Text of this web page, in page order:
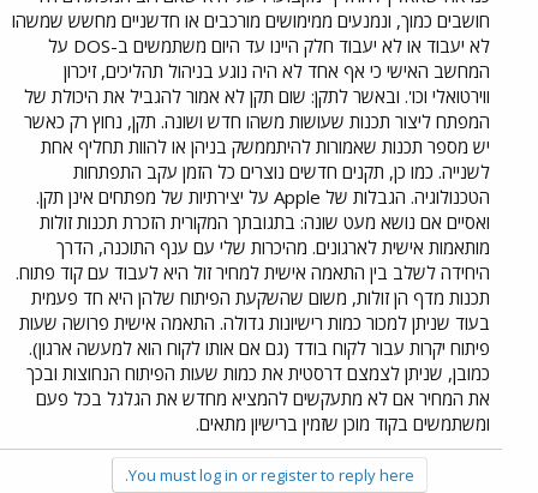
חושבים כמוך, ונמנעים ממימושים מורכבים או חדשניים מחשש שמשהו
לא יעבוד או לא יעבוד חלק היינו עד היום משתמשים ב-DOS על
המחשב האישי כי אף אחד לא היה נוגע בניהול תהליכים, זיכרון
ווירטואלי וכו'. ובאשר לתקן: שום תקן לא אמור להגביל את היכולת של
המפתח ליצור תכנות שעושות משהו חדש ושונה. תקן, נחוץ רק כאשר
יש מספר תכנות שאמורות להיתממשק בניהן או להוות תחליף אחת
לשנייה. כמו כן, תקנים חדשים נוצרים כל הזמן עקב התפתחות
הטכנולוגיה. הגבלות של Apple על יצירתיות של מפתחים אינן תקן.
ואסיים אם נושא מעט שונה: בתגובתך המקורית הזכרת תכנות זולות
מותאמות אישית לארגונים. מהיכרות שלי עם ענף התוכנה, הדרך
היחידה לשלב בין התאמה אישית למחיר זול היא לעבוד עם קוד פתוח.
תכנות מדף הן זולות, משום שהשקעת הפיתוח שלהן היא חד פעמית
בעוד שניתן למכור כמות רישיונות גדולה. התאמה אישית פרושה שעות
פיתוח יקרות עבור לקוח בודד (גם אם אותו לקוח הוא למעשה ארגון).
כמובן, שניתן לצמצם דרסטית את כמות שעות הפיתוח הנחוצות ובכך
את המחיר אם לא מתעקשים להמציא מחדש את הגלגל בכל פעם
ומשתמשים בקוד מוכן שזמין ברישיון מתאים.
You must log in or register to reply here.